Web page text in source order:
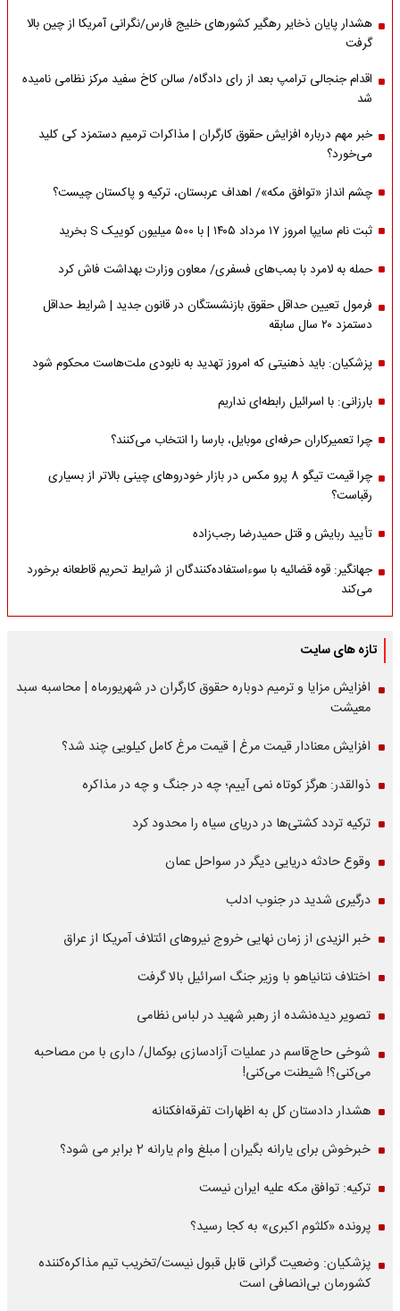
هشدار پایان ذخایر رهگیر کشورهای خلیج فارس/نگرانی آمریکا از چین بالا
گرفت
اقدام جنجالی ترامپ بعد از رای دادگاه/ سالن کاخ سفید مرکز نظامی نامیده
شد
خبر مهم درباره افزایش حقوق کارگران | مذاکرات ترمیم دستمزد کی کلید
می‌خورد؟
چشم انداز «توافق مکه»/ اهداف عربستان، ترکیه و پاکستان چیست؟
ثبت نام سایپا امروز ۱۷ مرداد ۱۴۰۵ | با ۵۰۰ میلیون کوییک S بخرید
حمله به لامرد با بمب‌های فسفری/ معاون وزارت بهداشت فاش کرد
فرمول تعیین حداقل حقوق بازنشستگان در قانون جدید | شرایط حداقل
دستمزد ۲۰ سال سابقه
پزشکیان: باید ذهنیتی که امروز تهدید به نابودی ملت‌هاست محکوم شود
بارزانی: با اسرائیل رابطه‌ای نداریم
چرا تعمیرکاران حرفه‌ای موبایل، بارسا را انتخاب می‌کنند؟
چرا قیمت تیگو 8 پرو مکس در بازار خودروهای چینی بالاتر از بسیاری
رقباست؟
تأیید ربایش و قتل حمیدرضا رجب‌زاده
جهانگیر: قوه قضائیه با سوءاستفاده‌کنندگان از شرایط تحریم قاطعانه برخورد
می‌کند
تازه های سایت
افزایش مزایا و ترمیم دوباره حقوق کارگران در شهریورماه | محاسبه سبد
معیشت
افزایش معنادار قیمت مرغ | قیمت مرغ کامل کیلویی چند شد؟
ذوالقدر: هرگز کوتاه نمی آییم؛ چه در جنگ و چه در مذاکره
ترکیه تردد کشتی‌ها در دریای سیاه را محدود کرد
وقوع حادثه دریایی دیگر در سواحل عمان
درگیری شدید در جنوب ادلب
خبر الزیدی از زمان نهایی خروج نیروهای ائتلاف آمریکا از عراق
اختلاف نتانیاهو با وزیر جنگ اسرائیل بالا گرفت
تصویر دیده‌نشده از رهبر شهید در لباس نظامی
شوخی حاج‌قاسم در عملیات آزادسازی بوکمال/ داری با من مصاحبه‌
می‌کنی؟! شیطنت می‌کنی!
هشدار دادستان کل به اظهارات تفرقه‌افکنانه
خبرخوش برای یارانه بگیران | مبلغ وام یارانه 2 برابر می شود؟
ترکیه: توافق مکه علیه ایران نیست
پرونده «کلثوم اکبری» به کجا رسید؟
پزشکیان: وضعیت گرانی قابل قبول نیست/تخریب تیم مذاکره‌کننده
کشورمان بی‌انصافی است